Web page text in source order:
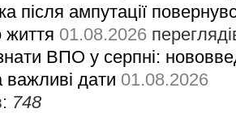
після ампутації
життя 01.08.2026
ВПО у серпні:
важливі дати 01.08.2026
748